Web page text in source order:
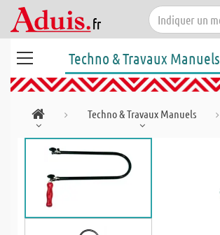
Techno & Travaux Manuels
Techno & Travaux Manuels